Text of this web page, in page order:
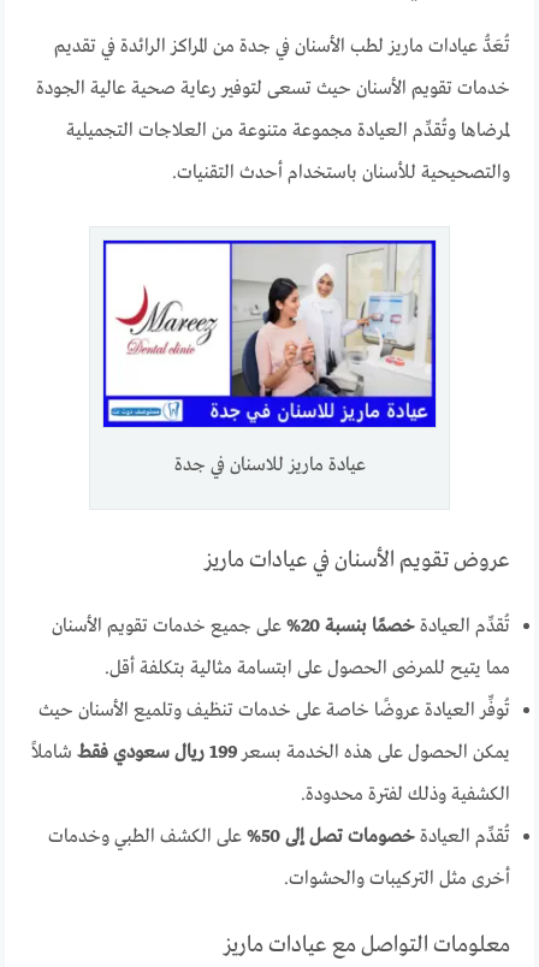
تُعَدُّ عيادات ماريز لطب الأسنان في جدة من المراكز الرائدة في تقديم
خدمات تقويم الأسنان حيث تسعى لتوفير رعاية صحية عالية الجودة
لمرضاها وتُقدِّم العيادة مجموعة متنوعة من العلاجات التجميلية
والتصحيحية للأسنان باستخدام أحدث التقنيات.
عيادة ماريز للاسنان في جدة
عروض تقويم الأسنان في عيادات ماريز
تُقدِّم العيادةخصمًا بنسبة 20%
على جميع خدمات تقويم الأسنان
مما يتيح للمرضى الحصول على ابتسامة مثالية بتكلفة أقل.
تُوفِّر العيادة عروضًا خاصة على خدمات تنظيف وتلميع الأسنان حيث
يمكن الحصول على هذه الخدمة بسعر199 ريال سعودي فقط
شاملاً
الكشفية وذلك لفترة محدودة.
تُقدِّم العيادةخصومات تصل إلى 50%
على الكشف الطبي وخدمات
أخرى مثل التركيبات والحشوات.
معلومات التواصل مع عيادات ماريز